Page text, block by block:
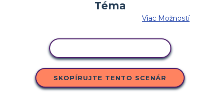
Viac Možností
SKOPÍRUJTE TENTO SCENÁR